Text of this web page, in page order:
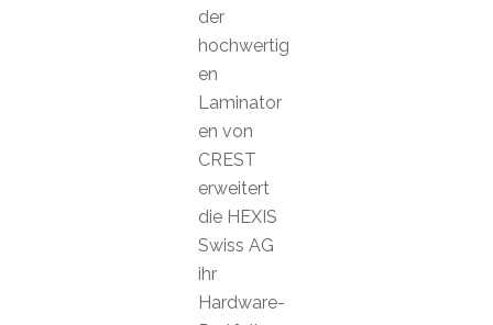
der
hochwertig
en
Laminator
en von
CREST
erweitert
die HEXIS
Swiss AG
ihr
Hardware-